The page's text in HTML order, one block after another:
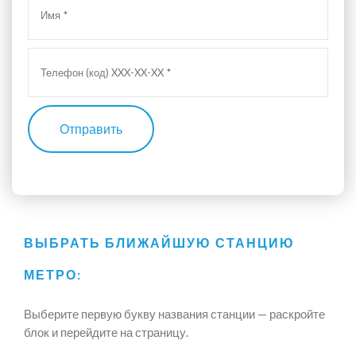
Отправить
ВЫБРАТЬ БЛИЖАЙШУЮ СТАНЦИЮ
МЕТРО:
Выберите первую букву названия станции — раскройте
блок и перейдите на страницу.